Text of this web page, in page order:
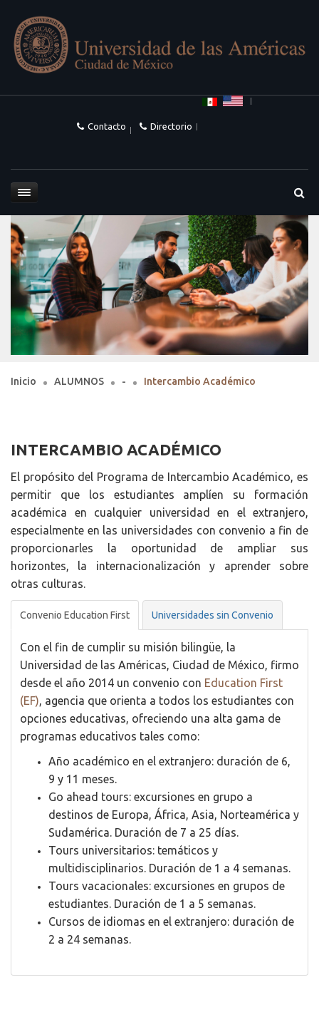
Directorio
Contacto
Inicio ALUMNOS - Intercambio Académico
INTERCAMBIO ACADÉMICO
El propósito del Programa de Intercambio Académico, es
permitir que los estudiantes amplíen su formación
académica en cualquier universidad en el extranjero,
especialmente en las universidades con convenio a fin de
proporcionarles la oportunidad de ampliar sus
horizontes, la internacionalización y aprender sobre
otras culturas.
Convenio Education First Universidades sin Convenio
Con el fin de cumplir su misión bilingüe, la
Universidad de las Américas, Ciudad de México, firmo
desde el año 2014 un convenio con Education First
(EF), agencia que orienta a todos los estudiantes con
opciones educativas, ofreciendo una alta gama de
programas educativos tales como:
Año académico en el extranjero: duración de 6,
9 y 11 meses.
Go ahead tours: excursiones en grupo a
destinos de Europa, África, Asia, Norteamérica y
Sudamérica. Duración de 7 a 25 días.
Tours universitarios: temáticos y
multidisciplinarios. Duración de 1 a 4 semanas.
Tours vacacionales: excursiones en grupos de
estudiantes. Duración de 1 a 5 semanas.
Cursos de idiomas en el extranjero: duración de
2 a 24 semanas.